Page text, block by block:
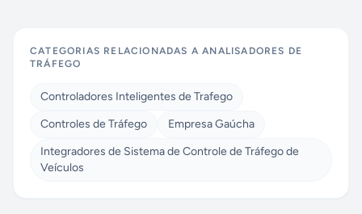
CATEGORIAS RELACIONADAS AANALISADORES DE
TRÁFEGO
Controladores Inteligentes de Trafego
Controles de Tráfego
Empresa Gaúcha
Integradores de Sistema de Controle de Tráfego de
Veículos